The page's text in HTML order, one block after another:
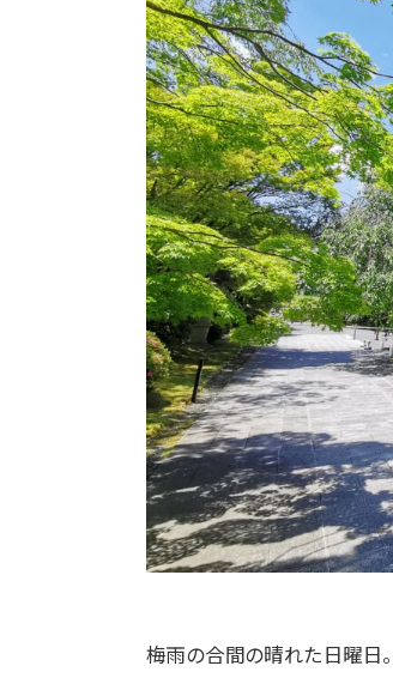
梅雨の合間の晴れた日曜日。